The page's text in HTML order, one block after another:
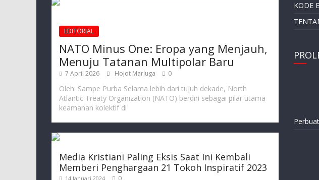
EDITORIAL
NATO Minus One: Eropa yang Menjauh,
Menuju Tatanan Multipolar Baru
7 April 2026 Hojot Marluga 0
Oleh: Sampe Purba Selama lebih dari tujuh dekade, North
Atlantic Treaty Organization (NATO) berdiri sebagai pilar utama
keamanan kolektif di
Media Kristiani Paling Eksis Saat Ini Kembali
Memberi Penghargaan 21 Tokoh Inspiratif 2023
14 Januari 2024
KODE